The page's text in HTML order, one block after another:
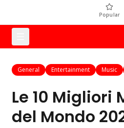
Popular
General Entertainment Music
Le 10 Migliori
del Mondo